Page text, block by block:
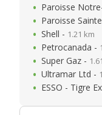
Paroisse
Paroisse
Shell - 1.21 km
Petrocanada -
Super Gaz -
Ultramar Ltd -
ESSO - Tigre